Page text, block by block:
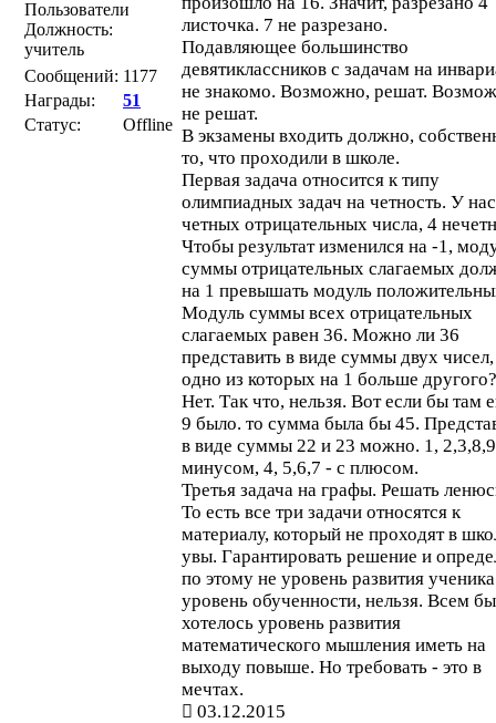
Пользователи
Должность:
учитель
Сообщений: 1177
Награды:
51
Статус:
Offline
листочка. 7 не разрезано.
Подавляющее большинство
девятиклассников с задачам на
не знакомо. Возможно, решат.
не решат.
В экзамены входить должно,
то, что проходили в школе.
Первая задача относится к типу
олимпиадных задач на четность. У
четных отрицательных числа, 4
Чтобы результат изменился на -1,
суммы отрицательных слагаемых
на 1 превышать модуль
Модуль суммы всех отрицательных
слагаемых равен 36. Можно ли 36
представить в виде суммы двух чисел,
одно из которых на 1 больше другого?
Нет. Так что, нельзя. Вот если бы там
9 было. то сумма была бы 45.
в виде суммы 22 и 23 можно. 1,
минусом, 4, 5,6,7 - с плюсом.
Третья задача на графы. Решать
То есть все три задачи относятся к
материалу, который не проходят в
увы. Гарантировать решение и
по этому не уровень развития
уровень обученности, нельзя. Всем бы
хотелось уровень развития
математического мышления иметь на
выходу повыше. Но требовать - это в
мечтах.
03.12.2015